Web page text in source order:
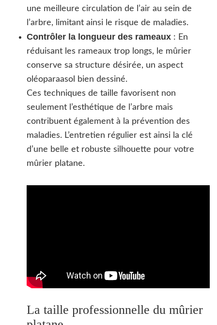
une meilleure circulation de l’air au sein de
l’arbre, limitant ainsi le risque de maladies.
Contrôler la longueur des rameaux : En
réduisant les rameaux trop longs, le mûrier
conserve sa structure désirée, un aspect
oléoparaasol bien dessiné.
Ces techniques de taille favorisent non
seulement l’esthétique de l’arbre mais
contribuent également à la prévention des
maladies. L’entretien régulier est ainsi la clé
d’une belle et robuste silhouette pour votre
mûrier platane.
La taille professionnelle du mûrier